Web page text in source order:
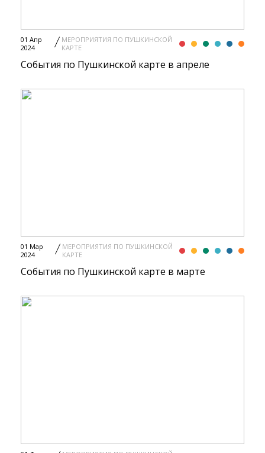
01 Апр
2024
МЕРОПРИЯТИЯ ПО ПУШКИНСКОЙ
КАРТЕ
События по Пушкинской карте в апреле
01 Мар
2024
МЕРОПРИЯТИЯ ПО ПУШКИНСКОЙ
КАРТЕ
События по Пушкинской карте в марте